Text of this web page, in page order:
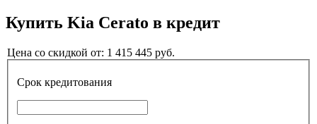
Купить Kia Cerato в кредит
Цена со скидкой от: 1 415 445 руб.
Срок кредитования